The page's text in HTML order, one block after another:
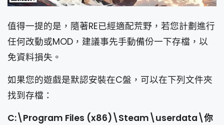
值得一提的是，隨著RE已經適配荒野，若您計劃進行
任何改動或MOD，建議事先手動備份一下存檔，以
免資料損失。
如果您的遊戲是默認安裝在C盤，可以在下列文件夾
找到存檔：
C:\Program Files (x86)\Steam\userdata\你